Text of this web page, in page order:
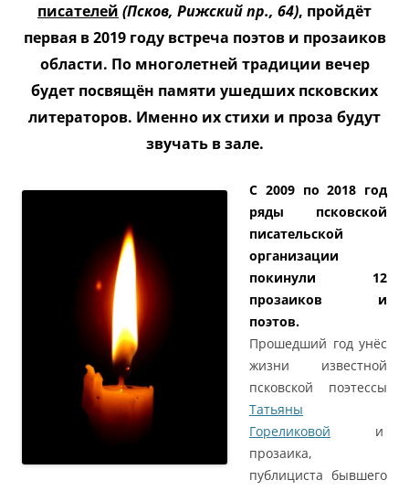
писателей (Псков, Рижский пр., 64), пройдёт
первая в 2019 году встреча поэтов и прозаиков
области. По многолетней традиции вечер
будет посвящён памяти ушедших псковских
литераторов. Именно их стихи и проза будут
звучать в зале.
С 2009 по 2018 год
ряды псковской
писательской
организации
покинули 12
прозаиков и
поэтов.
Прошедший год унёс
жизни известной
псковской поэтессы
Татьяны
Гореликовой и
прозаика,
публициста бывшего